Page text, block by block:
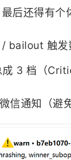
后还得有个
/ bailout 触
成 3 档（
信通知（避